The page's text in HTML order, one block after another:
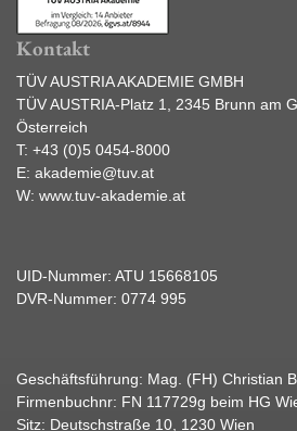
Kontakt
TÜV AUSTRIA AKADEMIE GMBH
TÜV AUSTRIA-Platz 1, 2345 Brunn am
Österreich
T: +43 (0)5 0454-8000
E: akademie@tuv.at
W: www.tuv-akademie.at
UID-Nummer: ATU 15668105
DVR-Nummer: 0774 995
Geschäftsführung: Mag. (FH) Christian
Firmenbuchnr: FN 117729g beim HG
Sitz: Deutschstraße 10, 1230 Wien